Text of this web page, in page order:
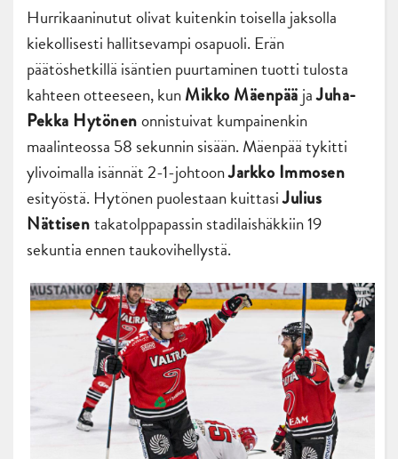
Hurrikaaninutut olivat kuitenkin toisella jaksolla
kiekollisesti hallitsevampi osapuoli. Erän
päätöshetkillä isäntien puurtaminen tuotti tulosta
kahteen otteeseen, kunMikko Mäenpää jaJuha-
Pekka Hytönenonnistuivat kumpainenkin
maalinteossa 58 sekunnin sisään. Mäenpää tykitti
ylivoimalla isännät 2-1-johtoonJarkko Immosen
esityöstä. Hytönen puolestaan kuittasiJulius
Nättisentakatolppapassin stadilaishäkkiin 19
sekuntia ennen taukovihellystä.